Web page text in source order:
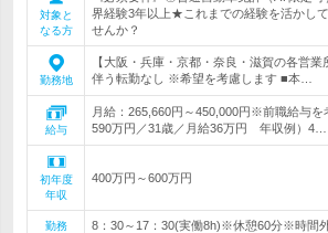
対象と
なる方
界経験3年以上★これまでの経験を活かし
せんか？
勤務地
【大阪・兵庫・京都・奈良・滋賀の各営
伴う転勤なし ※希望を考慮します ■本…
給与
月給：265,660円～450,000円※前職給与
590万円／31歳／月給36万円 年収例）4…
初年度
年収
400万円～600万円
勤務
8：30～17：30(実働8h)※休憩60分※時間